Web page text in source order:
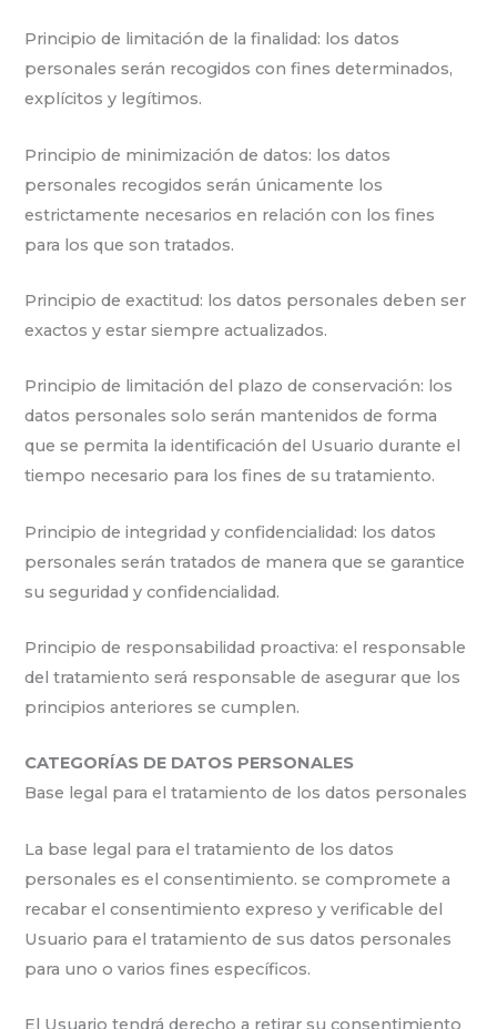
Principio de limitación de la finalidad: los datos
personales serán recogidos con fines determinados,
explícitos y legítimos.
Principio de minimización de datos: los datos
personales recogidos serán únicamente los
estrictamente necesarios en relación con los fines
para los que son tratados.
Principio de exactitud: los datos personales deben ser
exactos y estar siempre actualizados.
Principio de limitación del plazo de conservación: los
datos personales solo serán mantenidos de forma
que se permita la identificación del Usuario durante el
tiempo necesario para los fines de su tratamiento.
Principio de integridad y confidencialidad: los datos
personales serán tratados de manera que se garantice
su seguridad y confidencialidad.
Principio de responsabilidad proactiva: el responsable
del tratamiento será responsable de asegurar que los
principios anteriores se cumplen.
CATEGORÍAS DE DATOS PERSONALES
Base legal para el tratamiento de los datos personales
La base legal para el tratamiento de los datos
personales es el consentimiento. se compromete a
recabar el consentimiento expreso y verificable del
Usuario para el tratamiento de sus datos personales
para uno o varios fines específicos.
El Usuario tendrá derecho a retirar su consentimiento